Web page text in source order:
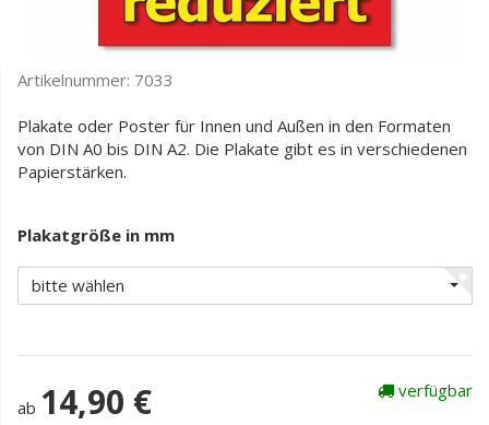
Artikelnummer: 7033
Plakate oder Poster für Innen und Außen in den Formaten
von DIN A0 bis DIN A2. Die Plakate gibt es in verschiedenen
Papierstärken.
Plakatgröße in mm
bitte wählen
ab 14,90 € verfügbar